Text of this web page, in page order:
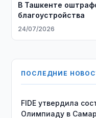
В Ташкенте
благоустройства
24/07/2026
ПОСЛЕДНИЕ
FIDE утвердила
Олимпиаду в